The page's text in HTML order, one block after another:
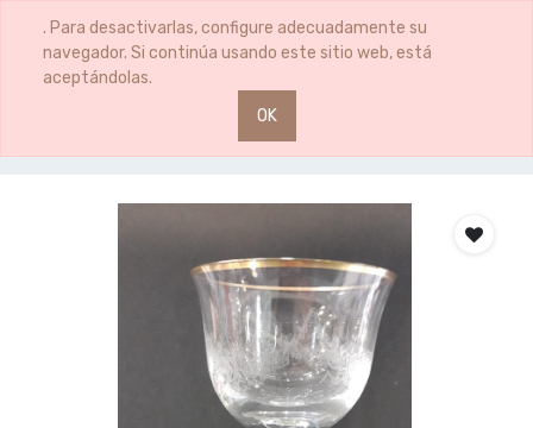
. Para desactivarlas, configure adecuadamente su
navegador. Si continúa usando este sitio web, está
aceptándolas.
OK
0 0
COPA CAVA ROMANA DANUBIO 170ML